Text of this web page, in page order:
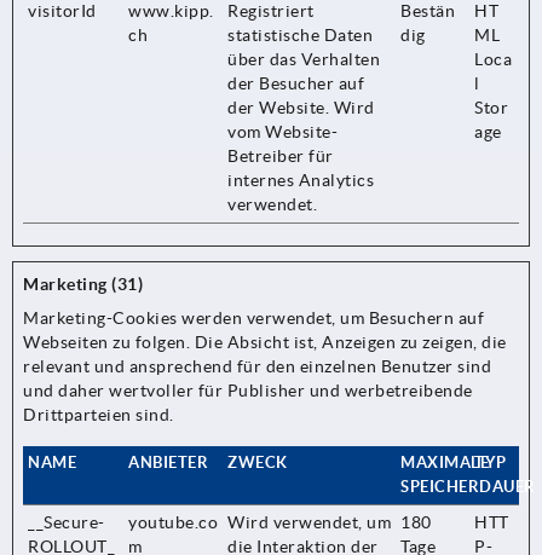
visitorId
www.kipp.
ch
Registriert
statistische Daten
über das Verhalten
der Besucher auf
der Website. Wird
vom Website-
Betreiber für
internes Analytics
verwendet.
Bestän
dig
HT
ML
Loca
l
Stor
age
Marketing (31)
Marketing-Cookies werden verwendet, um Besuchern auf
Webseiten zu folgen. Die Absicht ist, Anzeigen zu zeigen, die
relevant und ansprechend für den einzelnen Benutzer sind
und daher wertvoller für Publisher und werbetreibende
Drittparteien sind.
NAME ANBIETER ZWECK
MAXIMALE
SPEICHERDAUER
TYP
__Secure-
ROLLOUT_
youtube.co
m
Wird verwendet, um
die Interaktion der
180
Tage
HTT
P-